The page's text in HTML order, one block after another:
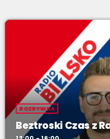
ROZRYWKA
Beztroski Czas z